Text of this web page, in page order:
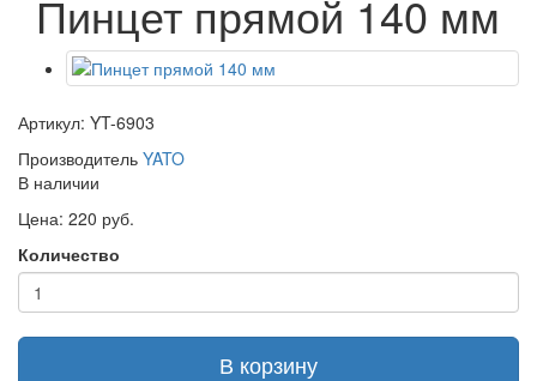
Пинцет прямой 140 мм
Артикул: YT-6903
Производитель YATO
В наличии
Цена: 220 руб.
Количество
В корзину